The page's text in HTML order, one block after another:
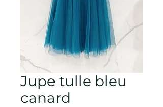
Jupe tulle bleu
canard